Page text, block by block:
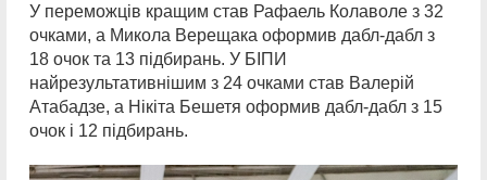
У переможців кращим став Рафаель Колаволе з 32
очками, а Микола Верещака оформив дабл-дабл з
18 очок та 13 підбирань. У БІПИ
найрезультативнішим з 24 очками став Валерій
Атабадзе, а Нікіта Бешетя оформив дабл-дабл з 15
очок і 12 підбирань.